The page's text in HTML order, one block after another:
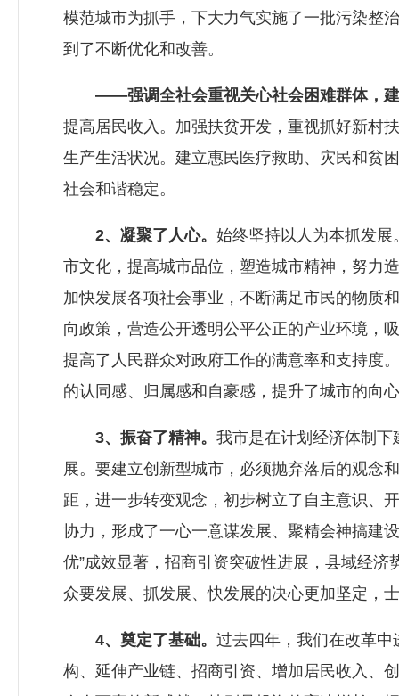
模范城市为抓手，下大力气实施了一批污染整
到了不断优化和改善。
——强调全社会重视关心社会困难群体，
提高居民收入。加强扶贫开发，重视抓好新村
生产生活状况。建立惠民医疗救助、灾民和贫
社会和谐稳定。
2、凝聚了人心。 始终坚持以人为本抓发
市文化，提高城市品位，塑造城市精神，努力
加快发展各项社会事业，不断满足市民的物质
向政策，营造公开透明公平公正的产业环境，
提高了人民群众对政府工作的满意率和支持度
的认同感、归属感和自豪感，提升了城市的向
3、振奋了精神。 我市是在计划经济体制
展。要建立创新型城市，必须抛弃落后的观念
距，进一步转变观念，初步树立了自主意识、
协力，形成了一心一意谋发展、聚精会神搞建
优”成效显著，招商引资突破性进展，县域经
众要发展、抓发展、快发展的决心更加坚定，
4、奠定了基础。 过去四年，我们在改革
构、延伸产业链、招商引资、增加居民收入、